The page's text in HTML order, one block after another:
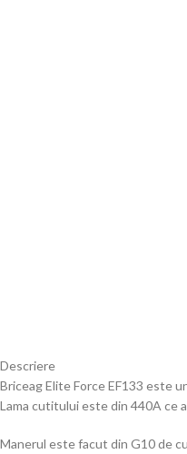
Descriere
Briceag Elite Force EF133 este
Lama cutitului este din 440A ce
Manerul este facut din G10 de